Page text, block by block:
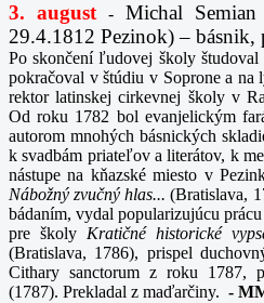
3. august -Michal Semian
29.4.1812 Pezinok) – básnik,
Po skončení ľudovej školy
pokračoval v štúdiu v Soprone a
rektor latinskej cirkevnej školy v
Od roku 1782 bol evanjelickým
autorom mnohých básnických
k svadbám priateľov a literátov, k
nástupe na kňazské miesto v
Nábožný zvučný hlas...(Bratislava,
bádaním, vydal popularizujúcu
pre školy Kratičné historické
(Bratislava, 1786), prispel
Cithary sanctorum z roku 1787,
(1787). Prekladal z maďarčiny. -